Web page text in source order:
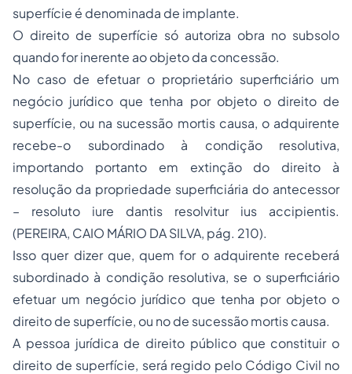
superfície é denominada de implante.
O direito de superfície só autoriza obra no subsolo
quando for inerente ao objeto da concessão.
No caso de efetuar o proprietário superficiário um
negócio jurídico que tenha por objeto o direito de
superfície, ou na sucessão mortis causa, o adquirente
recebe-o subordinado à condição resolutiva,
importando portanto em extinção do direito à
resolução da propriedade superficiária do antecessor
– resoluto iure dantis resolvitur ius accipientis.
(PEREIRA, CAIO MÁRIO DA SILVA, pág. 210).
Isso quer dizer que, quem for o adquirente receberá
subordinado à condição resolutiva, se o superficiário
efetuar um negócio jurídico que tenha por objeto o
direito de superfície, ou no de sucessão mortis causa.
A pessoa jurídica de direito público que constituir o
direito de superfície, será regido pelo Código Civil no